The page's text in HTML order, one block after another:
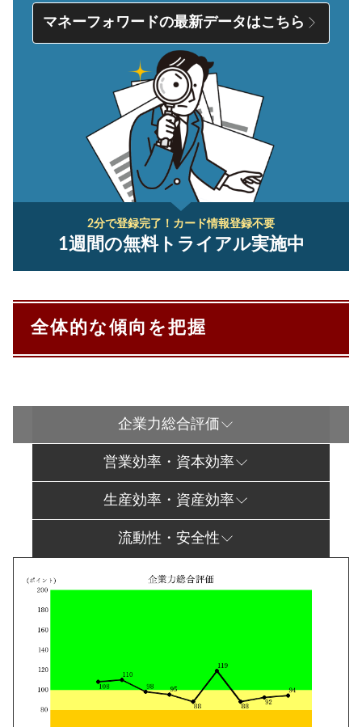
マネーフォワードの最新データはこちら
2分で登録完了！ カード情報登録不要
1週間の無料トライアル実施中
全体的な傾向を把握
企業力総合評価
営業効率・資本効率
生産効率・資産効率
流動性・安全性